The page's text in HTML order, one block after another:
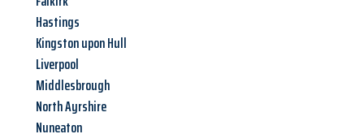
Hastings
Kingston upon Hull
Liverpool
Middlesbrough
North Ayrshire
Nuneaton